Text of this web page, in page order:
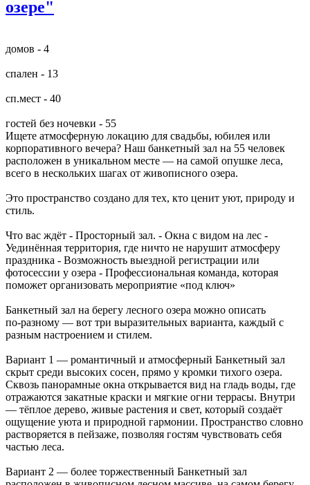
озере"
домов - 4
спален - 13
сп.мест - 40
гостей без ночевки - 55
Ищете атмосферную локацию для свадьбы, юбилея или
корпоративного вечера? Наш банкетный зал на 55 человек
расположен в уникальном месте — на самой опушке леса,
всего в нескольких шагах от живописного озера.
Это пространство создано для тех, кто ценит уют, природу и
стиль.
Что вас ждёт - Просторный зал. - Окна с видом на лес -
Уединённая территория, где ничто не нарушит атмосферу
праздника - Возможность выездной регистрации или
фотосессии у озера - Профессиональная команда, которая
поможет организовать мероприятие «под ключ»
Банкетный зал на берегу лесного озера можно описать
по‑разному — вот три выразительных варианта, каждый с
разным настроением и стилем.
Вариант 1 — романтичный и атмосферный Банкетный зал
скрыт среди высоких сосен, прямо у кромки тихого озера.
Сквозь панорамные окна открывается вид на гладь воды, где
отражаются закатные краски и мягкие огни террасы. Внутри
— тёплое дерево, живые растения и свет, который создаёт
ощущение уюта и природной гармонии. Пространство словно
растворяется в пейзаже, позволяя гостям чувствовать себя
частью леса.
Вариант 2 — более торжественный Банкетный зал